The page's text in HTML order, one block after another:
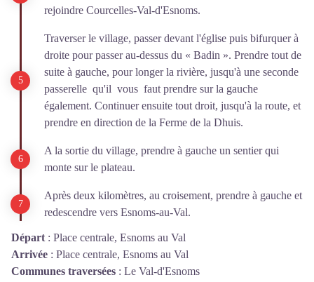
rejoindre Courcelles-Val-d'Esnoms.
Traverser le village, passer devant l'église puis bifurquer à
droite pour passer au‐dessus du « Badin ». Prendre tout de
suite à gauche, pour longer la rivière, jusqu'à une seconde
passerelle qu'il vous faut prendre sur la gauche
également. Continuer ensuite tout droit, jusqu'à la route, et
prendre en direction de la Ferme de la Dhuis.
A la sortie du village, prendre à gauche un sentier qui
monte sur le plateau.
Après deux kilomètres, au croisement, prendre à gauche et
redescendre vers Esnoms-au-Val.
Départ : Place centrale, Esnoms au Val
Arrivée : Place centrale, Esnoms au Val
Communes traversées : Le Val-d'Esnoms